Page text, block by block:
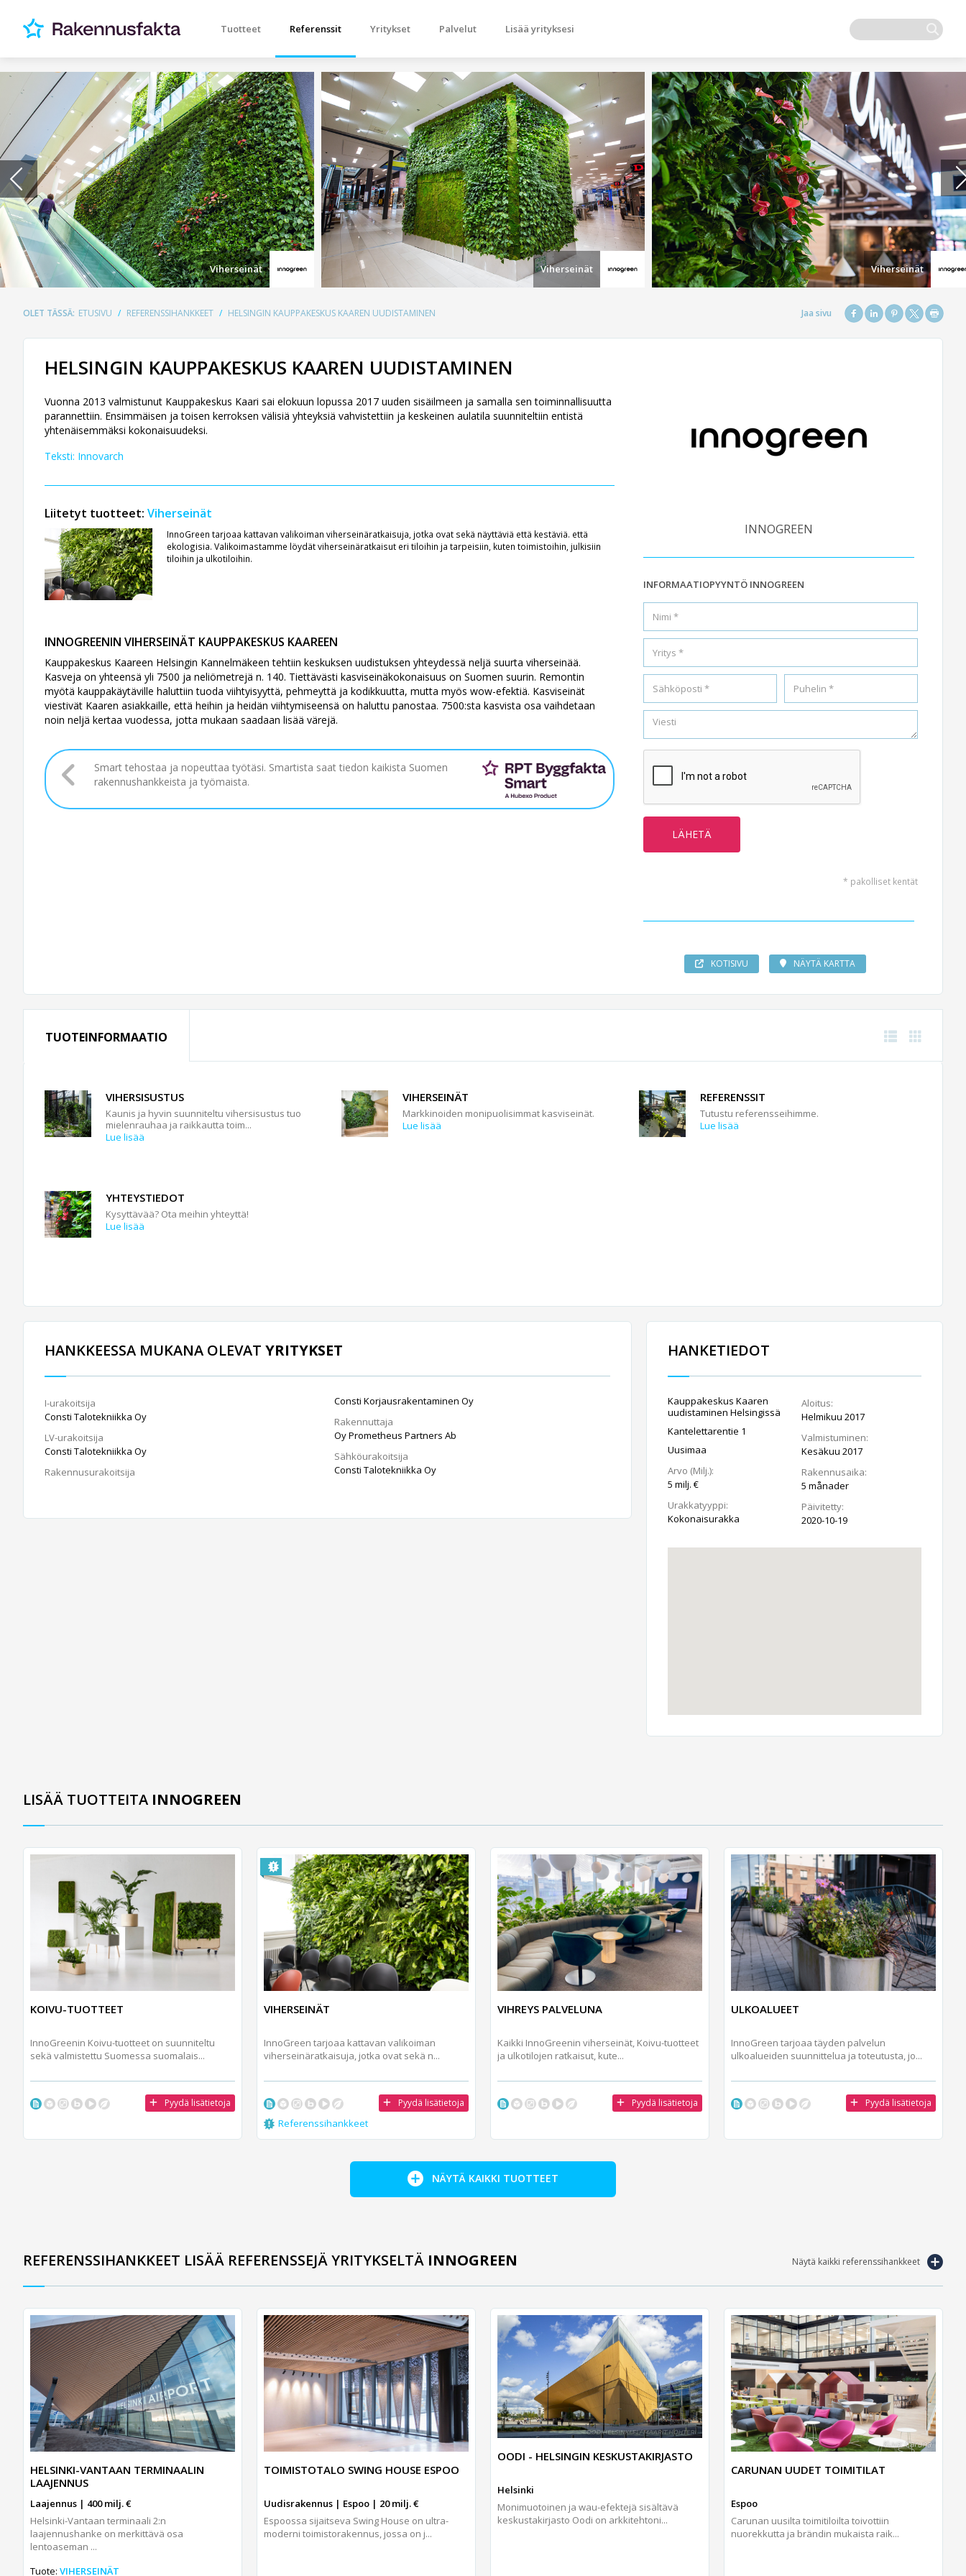
Tuotteet Referenssit Yritykset Palvelut Lisää yrityksesi
Viherseinät Viherseinät Viherseinät
OLET TÄSSÄ: ETUSIVU REFERENSSIHANKKEET HELSINGIN KAUPPAKESKUS KAAREN UUDISTAMINEN
HELSINGIN KAUPPAKESKUS KAAREN UUDISTAMINEN
Vuonna 2013 valmistunut Kauppakeskus Kaari sai elokuun lopussa 2017 uuden sisäilmeen ja samalla sen toiminnallisuutta
parannettiin. Ensimmäisen ja toisen kerroksen välisiä yhteyksiä vahvistettiin ja keskeinen aulatila suunniteltiin entistä
yhtenäisemmäksi kokonaisuudeksi.
Teksti: Innovarch
Liitetyt tuotteet: Viherseinät
InnoGreen tarjoaa kattavan valikoiman viherseinäratkaisuja, jotka ovat sekä näyttäviä että kestäviä. että
ekologisia. Valikoimastamme löydät viherseinäratkaisut eri tiloihin ja tarpeisiin, kuten toimistoihin, julkisiin
tiloihin ja ulkotiloihin.
INNOGREENIN VIHERSEINÄT KAUPPAKESKUS KAAREEN
Kauppakeskus Kaareen Helsingin Kannelmäkeen tehtiin keskuksen uudistuksen yhteydessä neljä suurta viherseinää.
Kasveja on yhteensä yli 7500 ja neliömetrejä n. 140. Tiettävästi kasviseinäkokonaisuus on Suomen suurin. Remontin
myötä kauppakäytäville haluttiin tuoda viihtyisyyttä, pehmeyttä ja kodikkuutta, mutta myös wow-efektiä. Kasviseinät
viestivät Kaaren asiakkaille, että heihin ja heidän viihtymiseensä on haluttu panostaa. 7500:sta kasvista osa vaihdetaan
noin neljä kertaa vuodessa, jotta mukaan saadaan lisää värejä.
Smart tehostaa ja nopeuttaa työtäsi. Smartista saat tiedon kaikista Suomen
rakennushankkeista ja työmaista.
INNOGREEN
INFORMAATIOPYYNTÖ INNOGREEN
* pakolliset kentät
KOTISIVU NÄYTÄ KARTTA
TUOTEINFORMAATIO
VIHERSISUSTUS
Kaunis ja hyvin suunniteltu vihersisustus tuo
mielenrauhaa ja raikkautta toim...
Lue lisää
VIHERSEINÄT
Markkinoiden monipuolisimmat kasviseinät.
Lue lisää
REFERENSSIT
Tutustu referensseihimme.
Lue lisää
YHTEYSTIEDOT
Kysyttävää? Ota meihin yhteyttä!
Lue lisää
HANKKEESSA MUKANA OLEVAT YRITYKSET
I-urakoitsija
Consti Talotekniikka Oy
LV-urakoitsija
Consti Talotekniikka Oy
Rakennusurakoitsija
Consti Korjausrakentaminen Oy
Rakennuttaja
Oy Prometheus Partners Ab
Sähköurakoitsija
Consti Talotekniikka Oy
HANKETIEDOT
Kauppakeskus Kaaren
uudistaminen Helsingissä
Kantelettarentie 1
Uusimaa
Arvo (Milj.):
5 milj. €
Urakkatyyppi:
Kokonaisurakka
Aloitus:
Helmikuu 2017
Valmistuminen:
Kesäkuu 2017
Rakennusaika:
5 månader
Päivitetty:
2020-10-19
LISÄÄ TUOTTEITA INNOGREEN
KOIVU-TUOTTEET
InnoGreenin Koivu-tuotteet on suunniteltu
sekä valmistettu Suomessa suomalais...
Pyydä lisätietoja
VIHERSEINÄT
InnoGreen tarjoaa kattavan valikoiman
viherseinäratkaisuja, jotka ovat sekä n...
Pyydä lisätietoja
Referenssihankkeet
VIHREYS PALVELUNA
Kaikki InnoGreenin viherseinät, Koivu-tuotteet
ja ulkotilojen ratkaisut, kute...
Pyydä lisätietoja
ULKOALUEET
InnoGreen tarjoaa täyden palvelun
ulkoalueiden suunnittelua ja toteutusta, jo...
Pyydä lisätietoja
NÄYTÄ KAIKKI TUOTTEET
Näytä kaikki referenssihankkeet
REFERENSSIHANKKEET LISÄÄ REFERENSSEJÄ YRITYKSELTÄ INNOGREEN
HELSINKI-VANTAAN TERMINAALIN
LAAJENNUS
Laajennus | 400 milj. €
Helsinki-Vantaan terminaali 2:n
laajennushanke on merkittävä osa
lentoaseman ...
Tuote: VIHERSEINÄT
TOIMISTOTALO SWING HOUSE ESPOO
Uudisrakennus | Espoo | 20 milj. €
Espoossa sijaitseva Swing House on ultra-
moderni toimistorakennus, jossa on j...
OODI - HELSINGIN KESKUSTAKIRJASTO
Helsinki
Monimuotoinen ja wau-efektejä sisältävä
keskustakirjasto Oodi on arkkitehtoni...
CARUNAN UUDET TOIMITILAT
Espoo
Carunan uusilta toimitiloilta toivottiin
nuorekkutta ja brändin mukaista raik...